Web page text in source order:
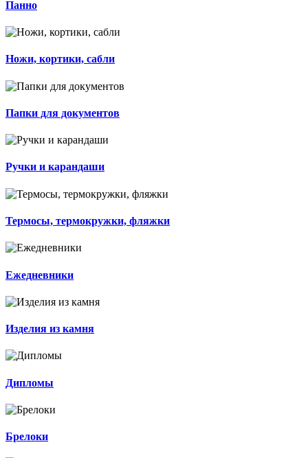
Панно
Ножи, кортики, сабли
Папки для документов
Ручки и карандаши
Термосы, термокружки, фляжки
Ежедневники
Изделия из камня
Дипломы
Брелоки